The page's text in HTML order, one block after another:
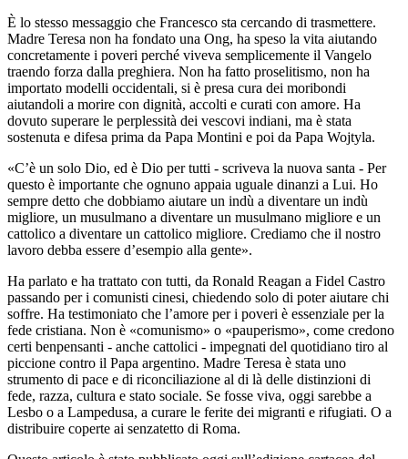
È lo stesso messaggio che Francesco sta cercando di trasmettere.
Madre Teresa non ha fondato una Ong, ha speso la vita aiutando
concretamente i poveri perché viveva semplicemente il Vangelo
traendo forza dalla preghiera. Non ha fatto proselitismo, non ha
importato modelli occidentali, si è presa cura dei moribondi
aiutandoli a morire con dignità, accolti e curati con amore. Ha
dovuto superare le perplessità dei vescovi indiani, ma è stata
sostenuta e difesa prima da Papa Montini e poi da Papa Wojtyla.
«C’è un solo Dio, ed è Dio per tutti - scriveva la nuova santa - Per
questo è importante che ognuno appaia uguale dinanzi a Lui. Ho
sempre detto che dobbiamo aiutare un indù a diventare un indù
migliore, un musulmano a diventare un musulmano migliore e un
cattolico a diventare un cattolico migliore. Crediamo che il nostro
lavoro debba essere d’esempio alla gente».
Ha parlato e ha trattato con tutti, da Ronald Reagan a Fidel Castro
passando per i comunisti cinesi, chiedendo solo di poter aiutare chi
soffre. Ha testimoniato che l’amore per i poveri è essenziale per la
fede cristiana. Non è «comunismo» o «pauperismo», come credono
certi benpensanti - anche cattolici - impegnati del quotidiano tiro al
piccione contro il Papa argentino. Madre Teresa è stata uno
strumento di pace e di riconciliazione al di là delle distinzioni di
fede, razza, cultura e stato sociale. Se fosse viva, oggi sarebbe a
Lesbo o a Lampedusa, a curare le ferite dei migranti e rifugiati. O a
distribuire coperte ai senzatetto di Roma.